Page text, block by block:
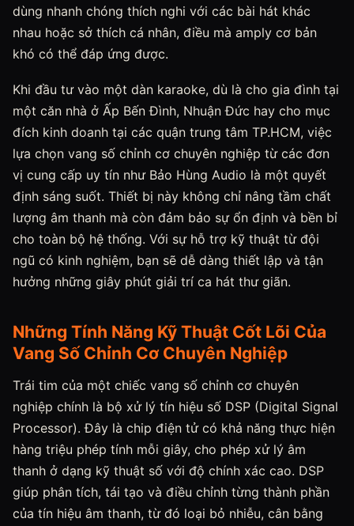
dùng nhanh chóng thích nghi với các bài hát khác
nhau hoặc sở thích cá nhân, điều mà amply cơ bản
khó có thể đáp ứng được.
Khi đầu tư vào một dàn karaoke, dù là cho gia đình tại
một căn nhà ở Ấp Bến Đình, Nhuận Đức hay cho mục
đích kinh doanh tại các quận trung tâm TP.HCM, việc
lựa chọn vang số chỉnh cơ chuyên nghiệp từ các đơn
vị cung cấp uy tín như Bảo Hùng Audio là một quyết
định sáng suốt. Thiết bị này không chỉ nâng tầm chất
lượng âm thanh mà còn đảm bảo sự ổn định và bền bỉ
cho toàn bộ hệ thống. Với sự hỗ trợ kỹ thuật từ đội
ngũ có kinh nghiệm, bạn sẽ dễ dàng thiết lập và tận
hưởng những giây phút giải trí ca hát thư giãn.
Những Tính Năng Kỹ Thuật Cốt Lõi Của
Vang Số Chỉnh Cơ Chuyên Nghiệp
Trái tim của một chiếc vang số chỉnh cơ chuyên
nghiệp chính là bộ xử lý tín hiệu số DSP (Digital Signal
Processor). Đây là chip điện tử có khả năng thực hiện
hàng triệu phép tính mỗi giây, cho phép xử lý âm
thanh ở dạng kỹ thuật số với độ chính xác cao. DSP
giúp phân tích, tái tạo và điều chỉnh từng thành phần
của tín hiệu âm thanh, từ đó loại bỏ nhiễu, cân bằng